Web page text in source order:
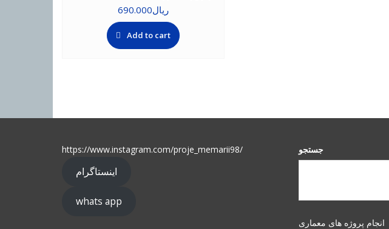
ریال690.000
Add to cart
https://www.instagram.com/proje_memarii98/
اینستاگرام
whats app
جستجو
انجام پروژه های معماری